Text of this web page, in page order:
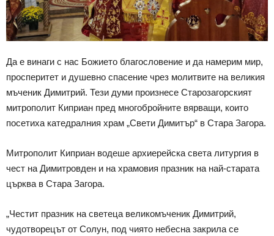
Да е винаги с нас Божието благословение и да намерим мир,
просперитет и душевно спасение чрез молитвите на великия
мъченик Димитрий. Тези думи произнесе Старозагорският
митрополит Киприан пред многобройните вярващи, които
посетиха катедралния храм „Свети Димитър“ в Стара Загора.
Митрополит Киприан водеше архиерейска света литургия в
чест на Димитровден и на храмовия празник на най-старата
църква в Стара Загора.
„Честит празник на светеца великомъченик Димитрий,
чудотворецът от Солун, под чиято небесна закрила се